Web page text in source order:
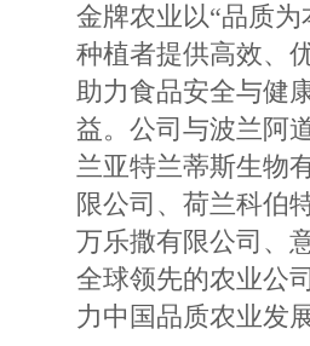
金牌农业以“品质
种植者提供高效、
助力食品安全与健
益。公司与波兰阿
兰亚特兰蒂斯生物
限公司、荷兰科伯
万乐撒有限公司、
全球领先的农业公
力中国品质农业发